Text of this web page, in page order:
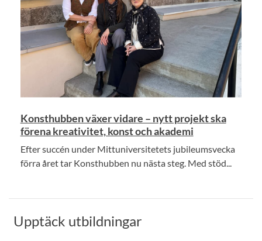
Konsthubben växer vidare – nytt projekt ska
förena kreativitet, konst och akademi
Efter succén under Mittuniversitetets jubileumsvecka
förra året tar Konsthubben nu nästa steg. Med stöd...
Upptäck utbildningar